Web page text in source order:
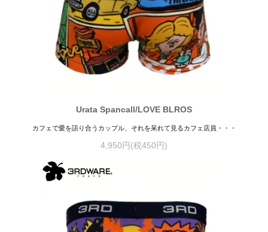
Urata Spancall/LOVE BLROS
カフェで愛を語り合うカップル、それを呆れて見るカフェ店員・・・
4,950円(税450円)